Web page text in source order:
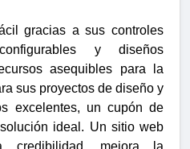
gracias a sus controles
y diseños
asequibles para la
sus proyectos de diseño y
excelentes, un cupón de
ideal. Un sitio web